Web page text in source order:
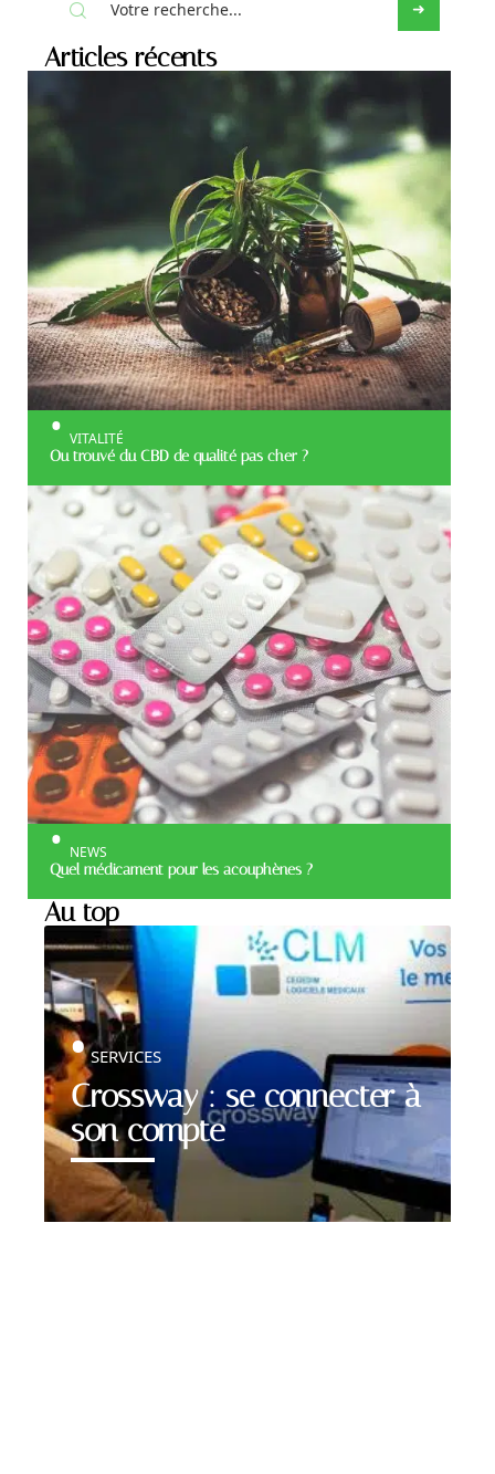
Articles récents
VITALITÉ
Ou trouvé du CBD de qualité pas cher ?
NEWS
Quel médicament pour les acouphènes ?
Au top
Crossway : se connecter à
son compte
SERVICES